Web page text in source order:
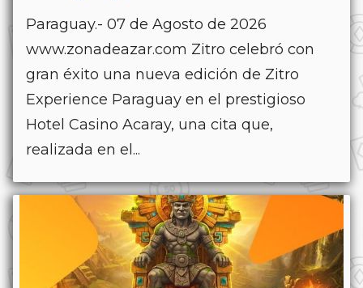
Paraguay.- 07 de Agosto de 2026
www.zonadeazar.com Zitro celebró con
gran éxito una nueva edición de Zitro
Experience Paraguay en el prestigioso
Hotel Casino Acaray, una cita que,
realizada en el...